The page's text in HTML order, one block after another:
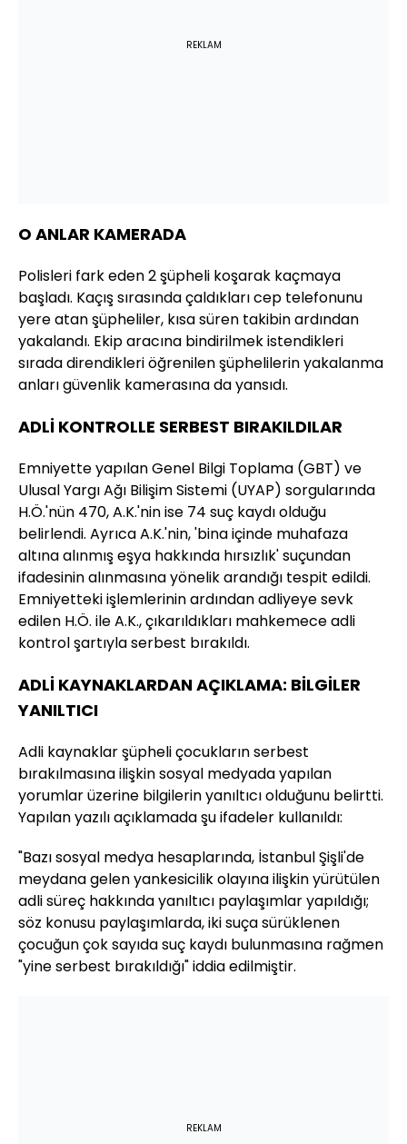
REKLAM
O ANLAR KAMERADA
Polisleri fark eden 2 şüpheli koşarak kaçmaya
başladı. Kaçış sırasında çaldıkları cep telefonunu
yere atan şüpheliler, kısa süren takibin ardından
yakalandı. Ekip aracına bindirilmek istendikleri
sırada direndikleri öğrenilen şüphelilerin yakalanma
anları güvenlik kamerasına da yansıdı.
ADLİ KONTROLLE SERBEST BIRAKILDILAR
Emniyette yapılan Genel Bilgi Toplama (GBT) ve
Ulusal Yargı Ağı Bilişim Sistemi (UYAP) sorgularında
H.Ö.'nün 470, A.K.'nin ise 74 suç kaydı olduğu
belirlendi. Ayrıca A.K.'nin, 'bina içinde muhafaza
altına alınmış eşya hakkında hırsızlık' suçundan
ifadesinin alınmasına yönelik arandığı tespit edildi.
Emniyetteki işlemlerinin ardından adliyeye sevk
edilen H.Ö. ile A.K., çıkarıldıkları mahkemece adli
kontrol şartıyla serbest bırakıldı.
ADLİ KAYNAKLARDAN AÇIKLAMA: BİLGİLER
YANILTICI
Adli kaynaklar şüpheli çocukların serbest
bırakılmasına ilişkin sosyal medyada yapılan
yorumlar üzerine bilgilerin yanıltıcı olduğunu belirtti.
Yapılan yazılı açıklamada şu ifadeler kullanıldı:
"Bazı sosyal medya hesaplarında, İstanbul Şişli'de
meydana gelen yankesicilik olayına ilişkin yürütülen
adli süreç hakkında yanıltıcı paylaşımlar yapıldığı;
söz konusu paylaşımlarda, iki suça sürüklenen
çocuğun çok sayıda suç kaydı bulunmasına rağmen
"yine serbest bırakıldığı" iddia edilmiştir.
REKLAM